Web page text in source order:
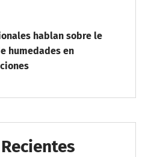
hablan sobre le
humedades en